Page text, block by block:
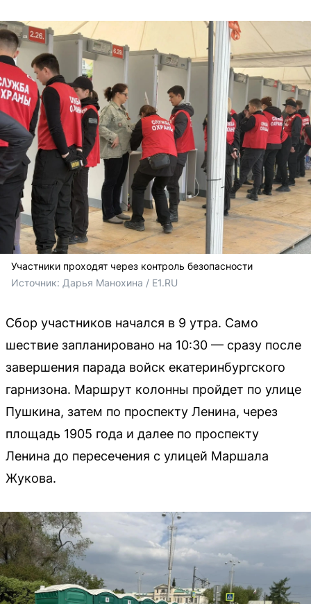
Участники проходят через контроль безопасности
Источник: Дарья Манохина / E1.RU
Сбор участников начался в 9 утра. Само
шествие запланировано на 10:30 — сразу после
завершения парада войск екатеринбургского
гарнизона. Маршрут колонны пройдет по улице
Пушкина, затем по проспекту Ленина, через
площадь 1905 года и далее по проспекту
Ленина до пересечения с улицей Маршала
Жукова.